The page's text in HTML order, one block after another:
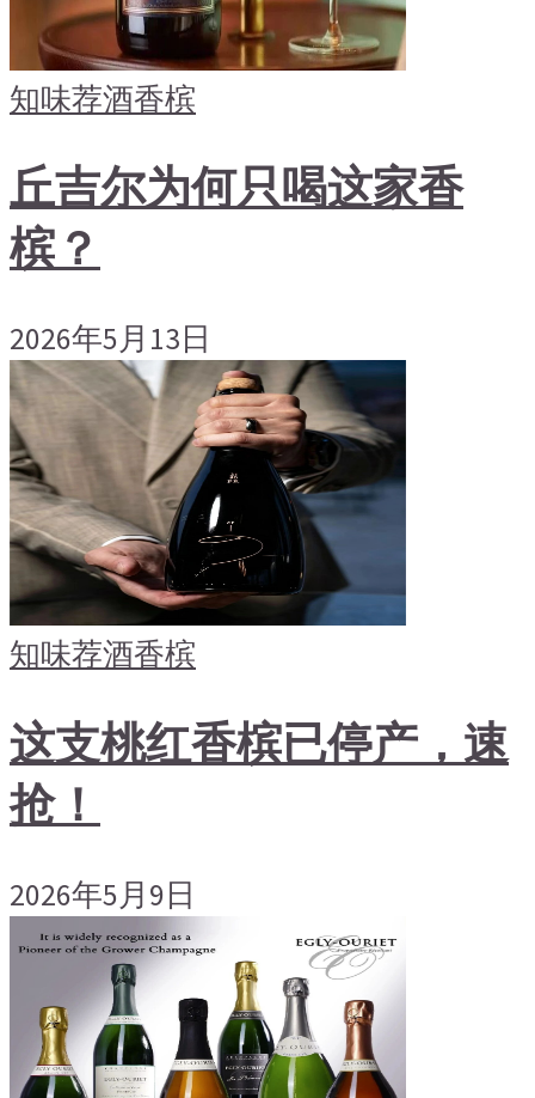
知味荐酒香槟
丘吉尔为何只喝这家香
槟？
2026年5月13日
知味荐酒香槟
这支桃红香槟已停产，速
抢！
2026年5月9日